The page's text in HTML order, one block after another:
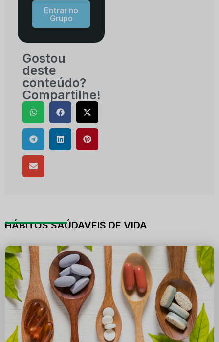
Entrar no
Grupo
Gostou
deste
conteúdo?
Compartilhe!
HÁBITOS SAÚDAVEIS DE VIDA